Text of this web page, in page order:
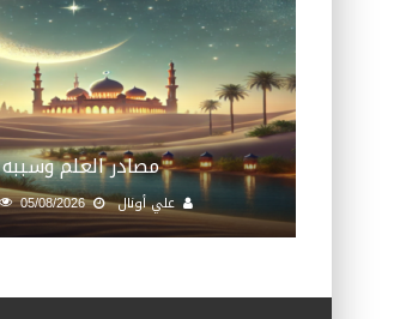
مصادر العلم وسببه
علي أونال 05/08/2026